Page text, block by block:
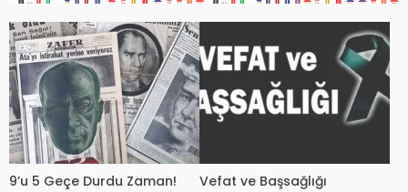
9’u 5 Geçe Durdu Zaman! Vefat ve Başsağlığı